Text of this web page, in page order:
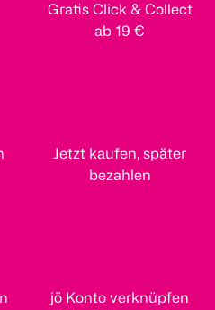
Gratis Click & Collect
ab 19 €
Jetzt kaufen, später
bezahlen
jö Konto verknüpfen